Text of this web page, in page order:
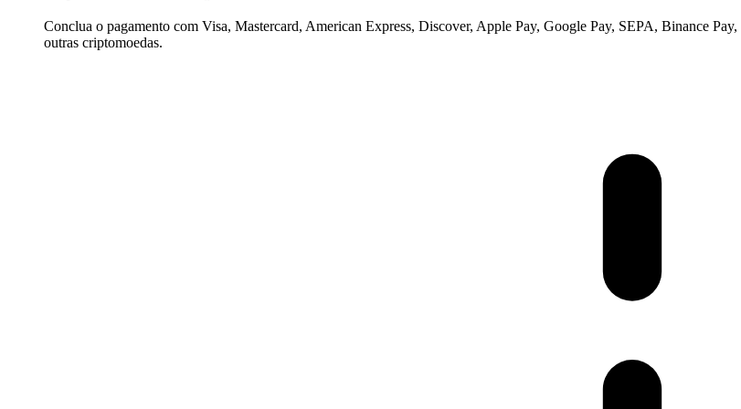
Conclua o pagamento com Visa, Mastercard, American Express, Discover, Apple Pay, Google Pay, SEPA, Binance
outras criptomoedas.